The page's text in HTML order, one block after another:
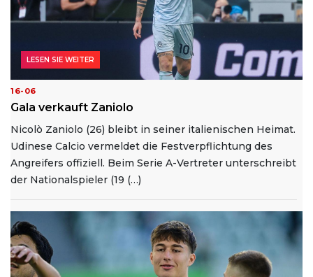
16-06
Gala verkauft Zaniolo
Nicolò Zaniolo (26) bleibt in seiner italienischen Heimat.
Udinese Calcio vermeldet die Festverpflichtung des
Angreifers offiziell. Beim Serie A-Vertreter unterschreibt
der Nationalspieler (19 (…)
LESEN SIE WEITER